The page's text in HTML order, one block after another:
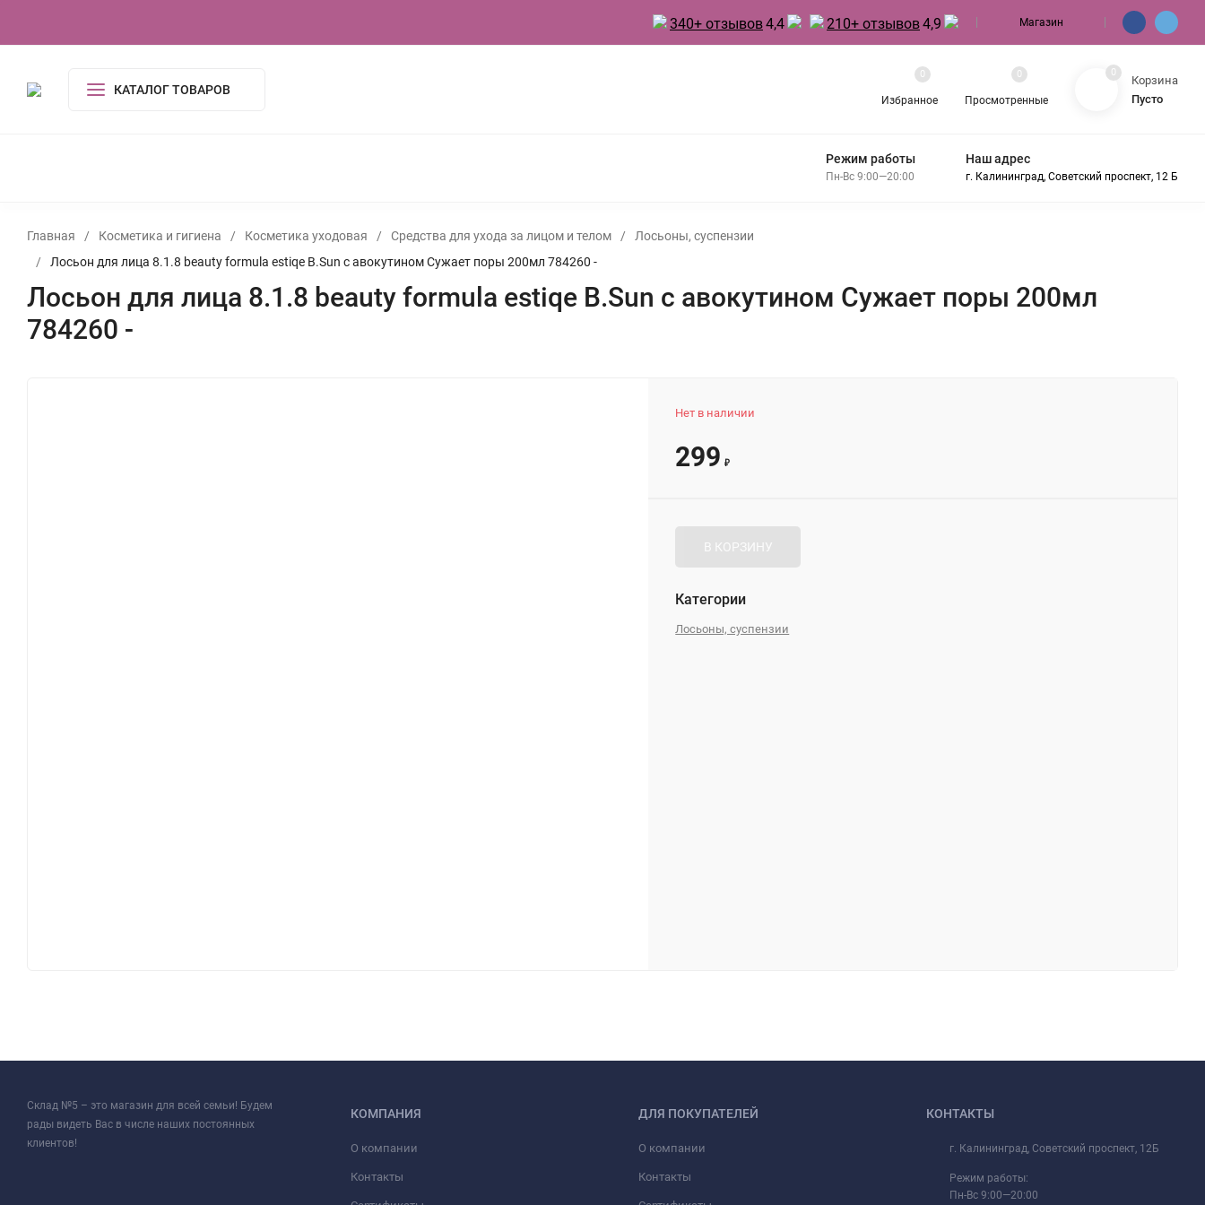
340+ отзывов4,4 210+ отзывов4,9 Магазин
КАТАЛОГ ТОВАРОВ
Избранное
0
Просмотренные
0 0
Корзина
Пусто
Режим работы
Пн-Вс 9:00—20:00
Наш адрес
г. Калининград, Советский проспект, 12 Б
Главная / Косметика и гигиена / Косметика уходовая / Средства для ухода за лицом и телом /
Лосьоны, суспензии
/
Лосьон для лица 8.1.8 beauty formula estiqe B.Sun с авокутином Сужает поры 200мл 784260 -
Лосьон для лица 8.1.8 beauty formula estiqe B.Sun с авокутином Сужает поры 200мл
784260 -
Нет в наличии
299 ₽
В КОРЗИНУ
Категории
Лосьоны, суспензии
Склад №5 – это магазин для всей семьи! Будем
рады видеть Вас в числе наших постоянных
клиентов!
КОМПАНИЯ
О компании
Контакты
ДЛЯ ПОКУПАТЕЛЕЙ
О компании
Контакты
КОНТАКТЫ
г. Калининград, Советский проспект, 12Б
Режим работы:
Пн-Вс 9:00—20:00